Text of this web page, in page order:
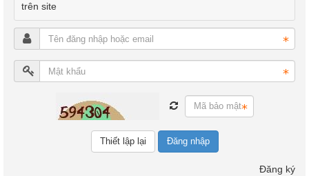
trên site
Đăng nhập
Đăng ký